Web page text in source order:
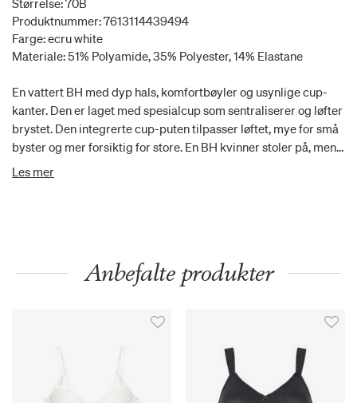
Størrelse: 70B
Produktnummer: 7613114439494
Farge: ecru white
Materiale: 51% Polyamide, 35% Polyester, 14% Elastane
En vattert BH med dyp hals, komfortbøyler og usynlige cup-
kanter. Den er laget med spesialcup som sentraliserer og løfter
brystet. Den integrerte cup-puten tilpasser løftet, mye for små
byster og mer forsiktig for store. En BH kvinner stoler på, men
ikke merker. Laget med glatt blonde og kremmyk mikrofiber,
Les mer
Anbefalte produkter